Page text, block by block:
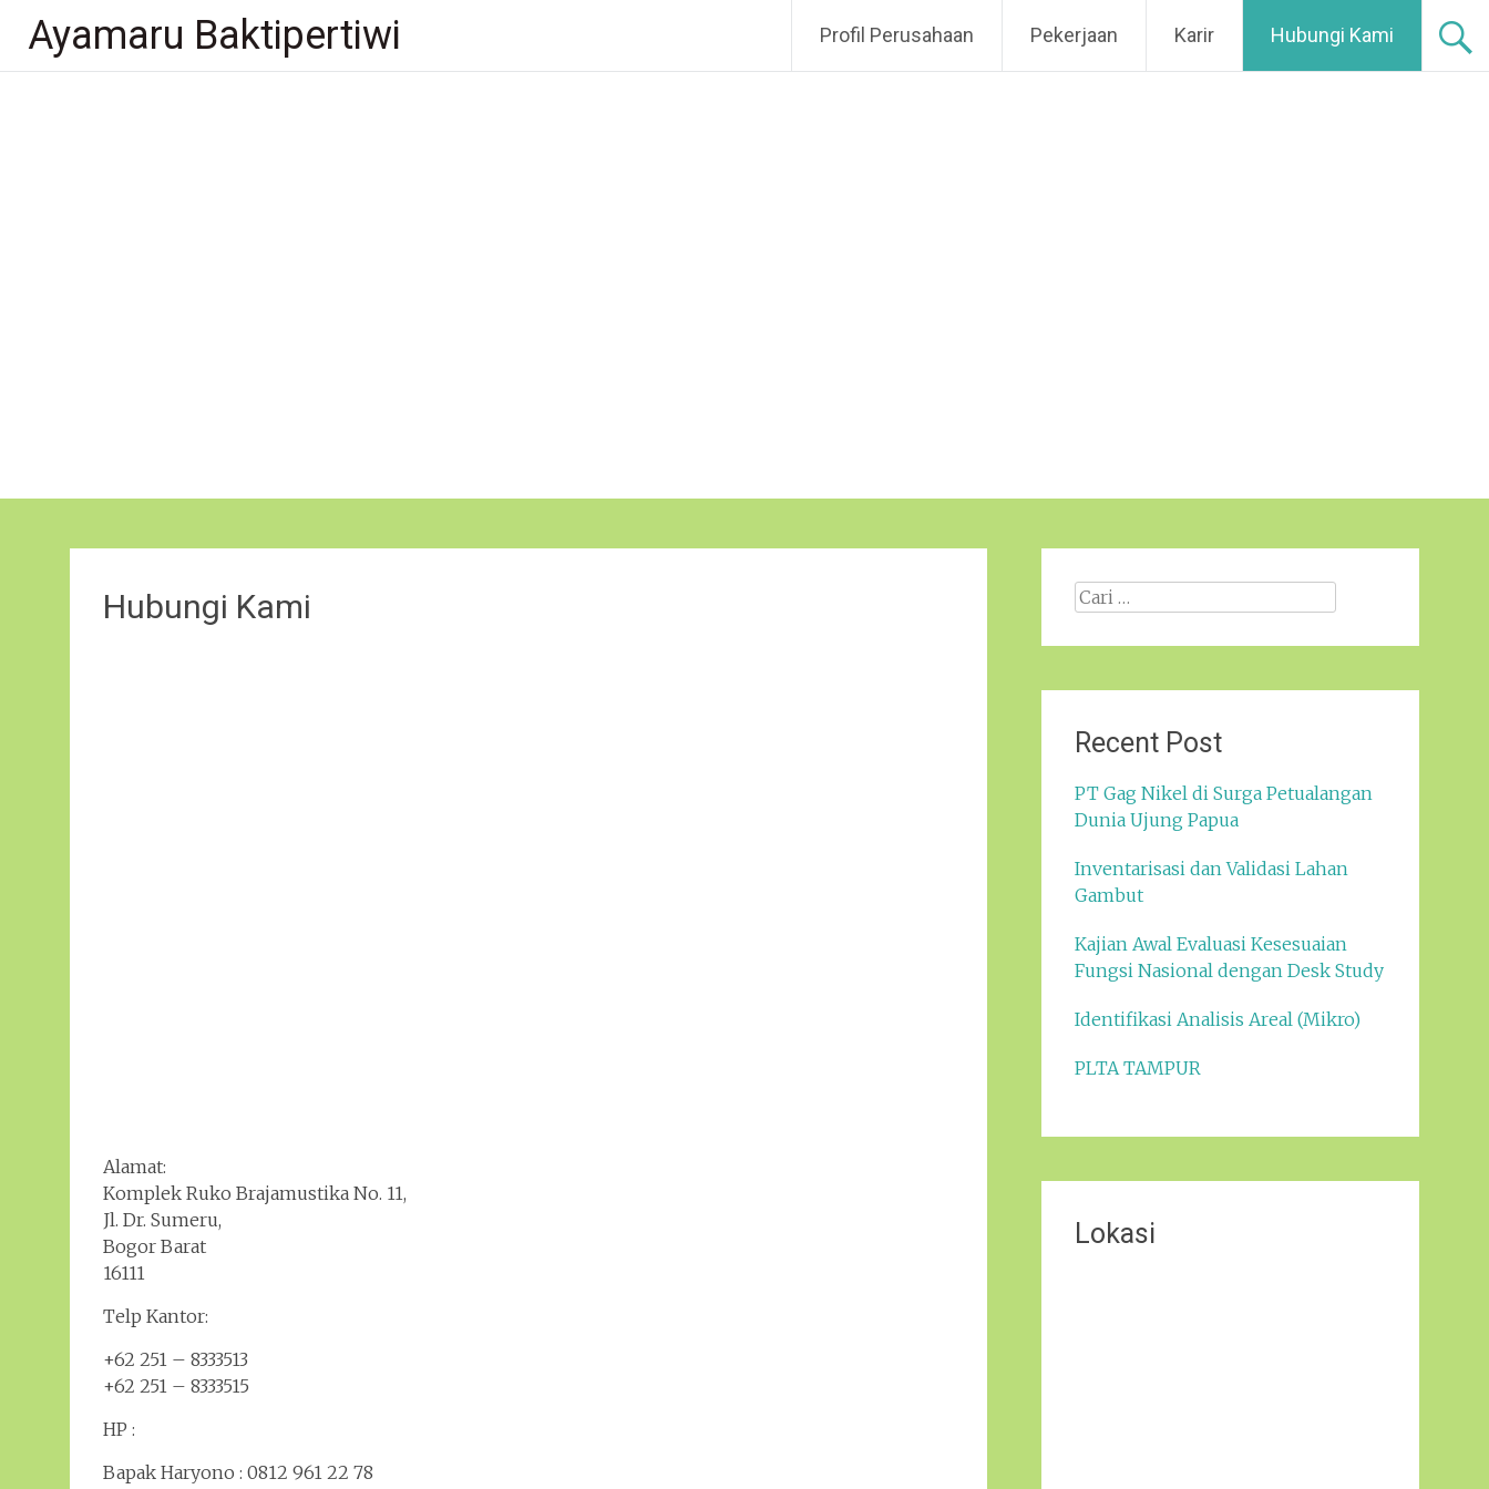
konten
Ayamaru Baktipertiwi Profil Perusahaan Pekerjaan Karir Hubungi Kami
Hubungi Kami
Alamat:
Komplek Ruko Brajamustika No. 11,
Jl. Dr. Sumeru,
Bogor Barat
16111
Telp Kantor:
+62 251 – 8333513
+62 251 – 8333515
HP :
Bapak Haryono : 0812 961 22 78
Cari
Recent Post
PT Gag Nikel di Surga Petualangan
Dunia Ujung Papua
Inventarisasi dan Validasi Lahan
Gambut
Kajian Awal Evaluasi Kesesuaian
Fungsi Nasional dengan Desk Study
Identifikasi Analisis Areal (Mikro)
PLTA TAMPUR
Lokasi